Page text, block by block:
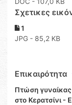
Σχετικες
1
JPG - 85,2 KB
Επικαιρότητα
Πτώση
στο Κερατσίνι -